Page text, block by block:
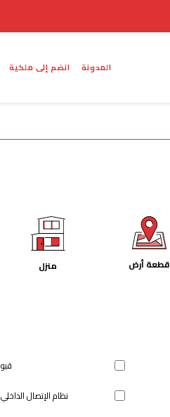
انضم إلى ملكية المدونة
منزل قطعة أرض
قبو
نظام الإتصال الداخلي